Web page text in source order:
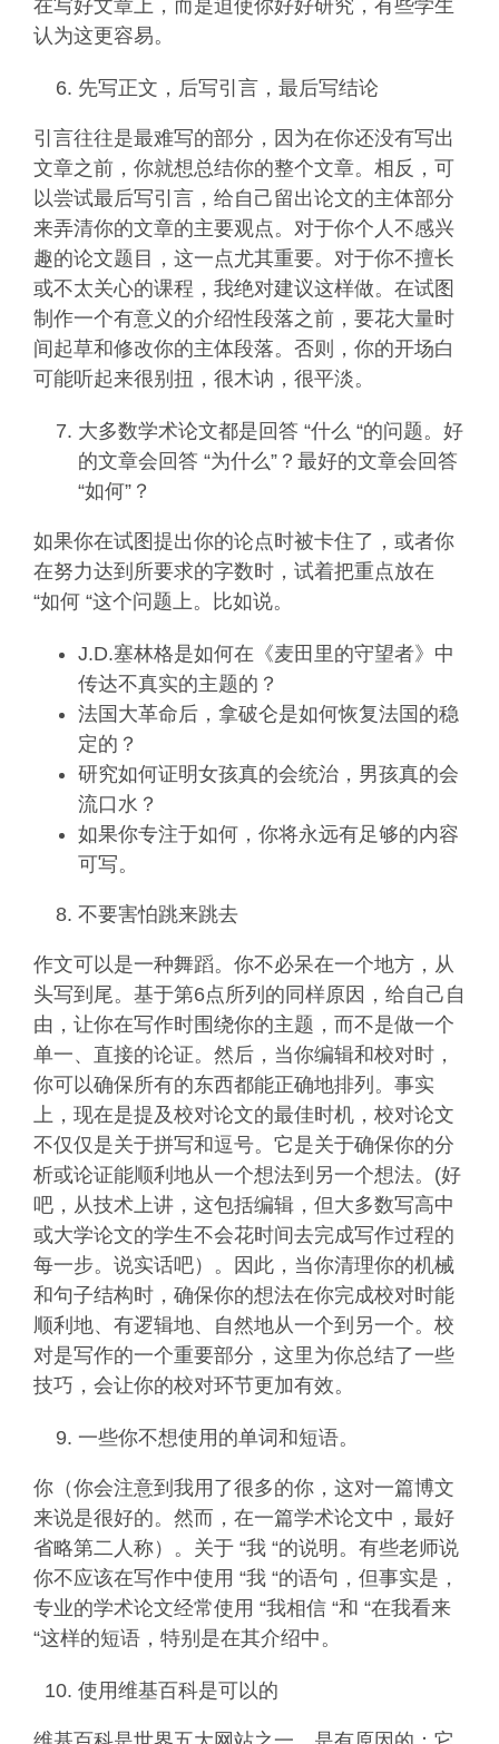
在写好文章上，而是迫使你好好研究，有些学生
认为这更容易。
先写正文，后写引言，最后写结论
引言往往是最难写的部分，因为在你还没有写出
文章之前，你就想总结你的整个文章。相反，可
以尝试最后写引言，给自己留出论文的主体部分
来弄清你的文章的主要观点。对于你个人不感兴
趣的论文题目，这一点尤其重要。对于你不擅长
或不太关心的课程，我绝对建议这样做。在试图
制作一个有意义的介绍性段落之前，要花大量时
间起草和修改你的主体段落。否则，你的开场白
可能听起来很别扭，很木讷，很平淡。
大多数学术论文都是回答 “什么 “的问题。好
的文章会回答 “为什么”？最好的文章会回答
“如何”？
如果你在试图提出你的论点时被卡住了，或者你
在努力达到所要求的字数时，试着把重点放在
“如何 “这个问题上。比如说。
J.D.塞林格是如何在《麦田里的守望者》中
传达不真实的主题的？
法国大革命后，拿破仑是如何恢复法国的稳
定的？
研究如何证明女孩真的会统治，男孩真的会
流口水？
如果你专注于如何，你将永远有足够的内容
可写。
不要害怕跳来跳去
作文可以是一种舞蹈。你不必呆在一个地方，从
头写到尾。基于第6点所列的同样原因，给自己自
由，让你在写作时围绕你的主题，而不是做一个
单一、直接的论证。然后，当你编辑和校对时，
你可以确保所有的东西都能正确地排列。事实
上，现在是提及校对论文的最佳时机，校对论文
不仅仅是关于拼写和逗号。它是关于确保你的分
析或论证能顺利地从一个想法到另一个想法。(好
吧，从技术上讲，这包括编辑，但大多数写高中
或大学论文的学生不会花时间去完成写作过程的
每一步。说实话吧）。因此，当你清理你的机械
和句子结构时，确保你的想法在你完成校对时能
顺利地、有逻辑地、自然地从一个到另一个。校
对是写作的一个重要部分，这里为你总结了一些
技巧，会让你的校对环节更加有效。
一些你不想使用的单词和短语。
你（你会注意到我用了很多的你，这对一篇博文
来说是很好的。然而，在一篇学术论文中，最好
省略第二人称）。关于 “我 “的说明。有些老师说
你不应该在写作中使用 “我 “的语句，但事实是，
专业的学术论文经常使用 “我相信 “和 “在我看来
“这样的短语，特别是在其介绍中。
使用维基百科是可以的